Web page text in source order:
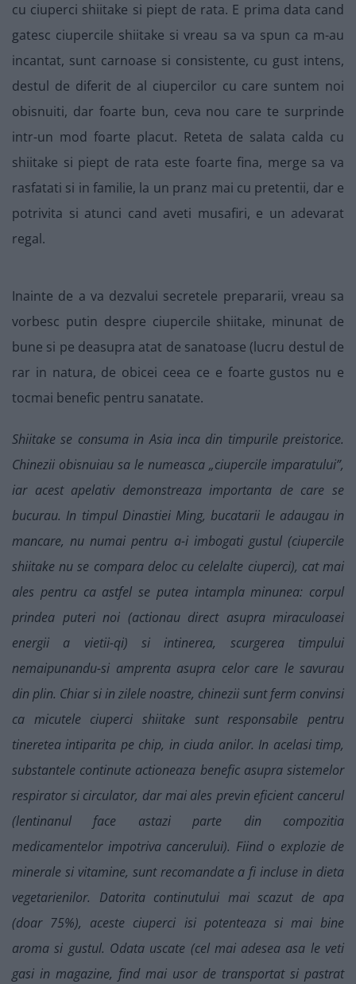
cu ciuperci shiitake si piept de rata. E prima data cand
gatesc ciupercile shiitake si vreau sa va spun ca m-au
incantat, sunt carnoase si consistente, cu gust intens,
destul de diferit de al ciupercilor cu care suntem noi
obisnuiti, dar foarte bun, ceva nou care te surprinde
intr-un mod foarte placut. Reteta de salata calda cu
shiitake si piept de rata este foarte fina, merge sa va
rasfatati si in familie, la un pranz mai cu pretentii, dar e
potrivita si atunci cand aveti musafiri, e un adevarat
regal.
Inainte de a va dezvalui secretele prepararii, vreau sa
vorbesc putin despre ciupercile shiitake, minunat de
bune si pe deasupra atat de sanatoase (lucru destul de
rar in natura, de obicei ceea ce e foarte gustos nu e
tocmai benefic pentru sanatate.
Shiitake se consuma in Asia inca din timpurile preistorice.
Chinezii obisnuiau sa le numeasca „ciupercile imparatului”,
iar acest apelativ demonstreaza importanta de care se
bucurau. In timpul Dinastiei Ming, bucatarii le adaugau in
mancare, nu numai pentru a-i imbogati gustul (ciupercile
shiitake nu se compara deloc cu celelalte ciuperci), cat mai
ales pentru ca astfel se putea intampla minunea: corpul
prindea puteri noi (actionau direct asupra miraculoasei
energii a vietii-qi) si intinerea, scurgerea timpului
nemaipunandu-si amprenta asupra celor care le savurau
din plin. Chiar si in zilele noastre, chinezii sunt ferm convinsi
ca micutele ciuperci shiitake sunt responsabile pentru
tineretea intiparita pe chip, in ciuda anilor. In acelasi timp,
substantele continute actioneaza benefic asupra sistemelor
respirator si circulator, dar mai ales previn eficient cancerul
(lentinanul face astazi parte din compozitia
medicamentelor impotriva cancerului). Fiind o explozie de
minerale si vitamine, sunt recomandate a fi incluse in dieta
vegetarienilor. Datorita continutului mai scazut de apa
(doar 75%), aceste ciuperci isi potenteaza si mai bine
aroma si gustul. Odata uscate (cel mai adesea asa le veti
gasi in magazine, find mai usor de transportat si pastrat